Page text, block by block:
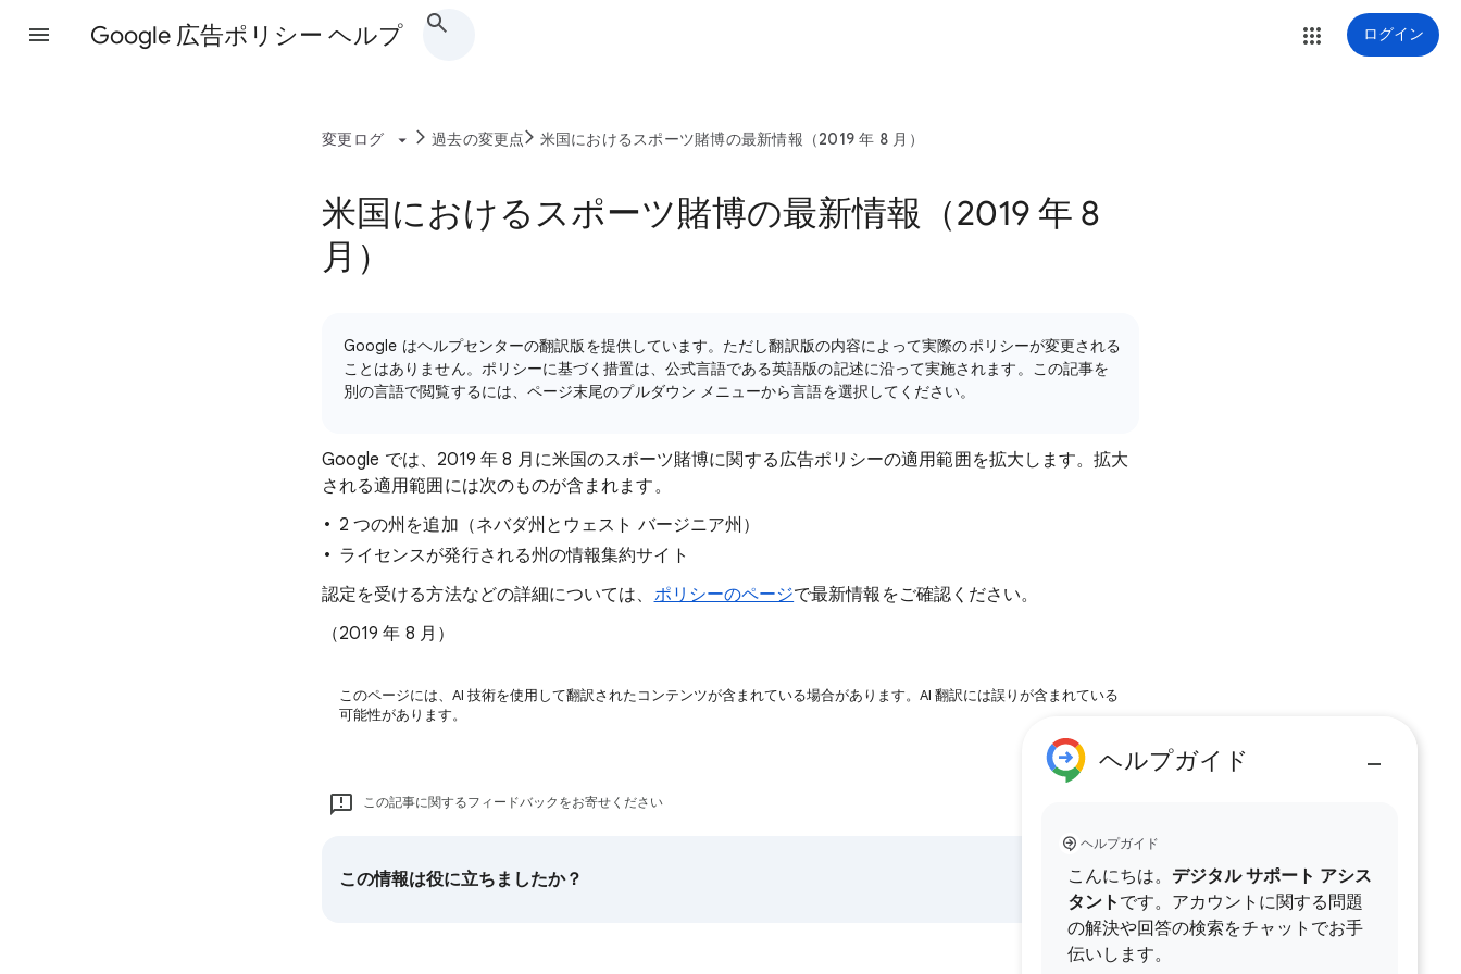
Google 広告ポリシー ヘルプ ログイン
変更ログ 過去の変更点 米国におけるスポーツ賭博の最新情報（2019 年 8 月）
米国におけるスポーツ賭博の最新情報（2019 年 8
月）
Google はヘルプセンターの翻訳版を提供しています。ただし翻訳版の内容によって実際のポリシーが変更される
ことはありません。ポリシーに基づく措置は、公式言語である英語版の記述に沿って実施されます。この記事を
別の言語で閲覧するには、ページ末尾のプルダウン メニューから言語を選択してください。
Google では、2019 年 8 月に米国のスポーツ賭博に関する広告ポリシーの適用範囲を拡大します。拡大
される適用範囲には次のものが含まれます。
2 つの州を追加（ネバダ州とウェスト バージニア州）
ライセンスが発行される州の情報集約サイト
認定を受ける方法などの詳細については、 ポリシーのページで最新情報をご確認ください。
（2019 年 8 月）
このページには、AI 技術を使用して翻訳されたコンテンツが含まれている場合があります。AI 翻訳には誤りが含まれている
可能性があります。
この記事に関するフィードバックをお寄せください
この情報は役に立ちましたか？
ヘルプガイド
ヘルプガイド
こんにちは。 デジタル サポート アシス
タント です。アカウントに関する問題
の解決や回答の検索をチャットでお手
伝いします。